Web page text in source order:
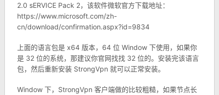
2.0 sERVICE Pack 2，该软件微软官方下载地址：
https://www.microsoft.com/zh-
cn/download/confirmation.aspx?id=9834
上面的语言包是 x64 版本，64 位 Window 下使用，如果你
是 32 位的系统，那建议你官网找找 32 位的。安装完该语言
包，然后重新安装 StrongVpn 就可以正常安装。
Window 下，StrongVpn 客户端做的比较粗糙，如果节点长